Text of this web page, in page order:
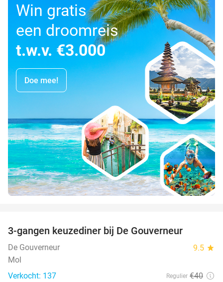
Win gratis
een droomreis
t.w.v. €3.000
Doe mee!
3-gangen keuzediner bij De Gouverneur
De Gouverneur 9.5 star
Mol
Verkocht: 137
Regulier €40